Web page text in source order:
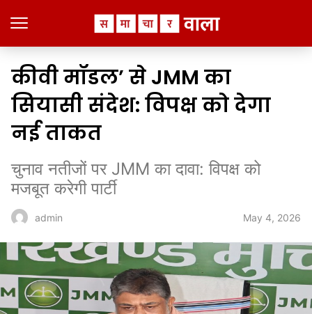
कीवी मॉडल’ से JMM का
सियासी संदेश: विपक्ष को देगा
नई ताकत
चुनाव नतीजों पर JMM का दावा: विपक्ष को
मजबूत करेगी पार्टी
admin May 4, 2026